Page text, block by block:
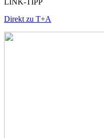
LINK-TIPP
Direkt zu T+A